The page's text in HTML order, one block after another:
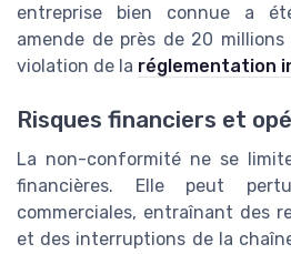
entreprise bien connue a
amende de près de 20
violation de la réglementation
Risques financiers et
La non-conformité ne se
financières. Elle peut
commerciales, entraînant des
et des interruptions de la